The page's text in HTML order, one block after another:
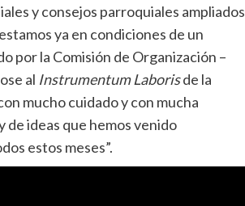
y consejos parroquiales ampliados
ya en condiciones de un
por la Comisión de Organización –
al Instrumentum Laborisde la
mucho cuidado y con mucha
de ideas que hemos venido
estos meses”.